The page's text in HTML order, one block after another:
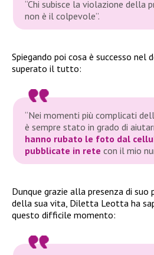
“Chi subisce la violazione della
non è il colpevole”.
Spiegando poi cosa è successo nel
superato il tutto:
“Nei momenti più complicati
è sempre stato in grado di
hanno rubato le foto dal
pubblicate in rete con il mio
Dunque grazie alla presenza di suo
della sua vita, Diletta Leotta ha
questo difficile momento: